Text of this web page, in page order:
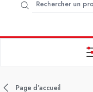
Page d'accueil